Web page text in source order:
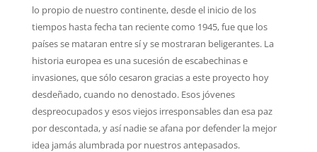
lo propio de nuestro continente, desde el inicio de los
tiempos hasta fecha tan reciente como 1945, fue que los
países se mataran entre sí y se mostraran beligerantes. La
historia europea es una sucesión de escabechinas e
invasiones, que sólo cesaron gracias a este proyecto hoy
desdeñado, cuando no denostado. Esos jóvenes
despreocupados y esos viejos irresponsables dan esa paz
por descontada, y así nadie se afana por defender la mejor
idea jamás alumbrada por nuestros antepasados.